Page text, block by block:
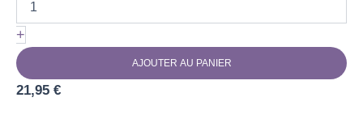
DEFERLANTE
+
AJOUTER AU PANIER
21,95 €